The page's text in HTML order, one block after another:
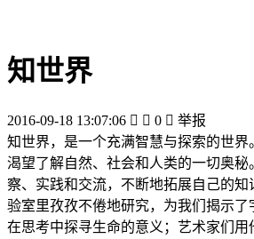
知世界
2016-09-18 13:07:06   0  举报
知世界，是一个充满智慧与探索的世界
渴望了解自然、社会和人类的一切奥秘
察、实践和交流，不断地拓展自己的知
验室里孜孜不倦地研究，为我们揭示了
在思考中探寻生命的意义；艺术家们